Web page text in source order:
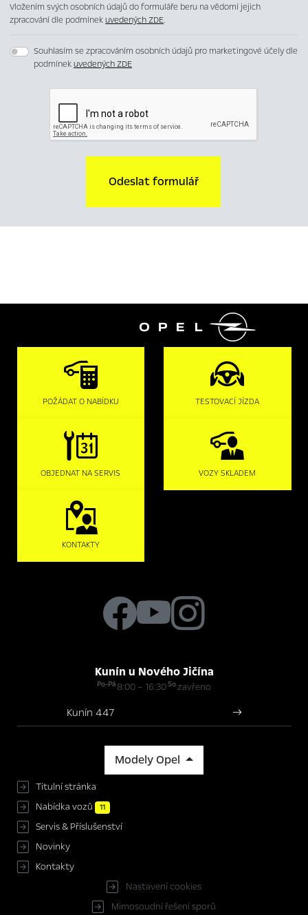
Vložením svých osobních údajů do formuláře beru na vědomí jejich
zpracování dle podmínekuvedených ZDE.
Souhlasím se zpracováním osobních údajů pro marketingové účely dle
podmínekuvedených ZDE
Odeslat formulář

POŽÁDAT O NABÍDKU TESTOVACÍ JÍZDA
OBJEDNAT NA SERVIS VOZY SKLADEM
KONTAKTY
Kunín u Nového Jičína
Po-Pá8:00 – 16:30Sozavřeno
Kunín 447
Modely Opel
Titulní stránka
Nabídka vozů
11
Servis & Příslušenství
Novinky
Kontakty
Nastavení cookies
Mimosoudní řešení sporů